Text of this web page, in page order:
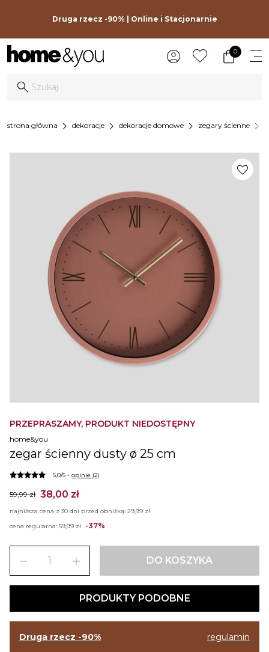
Druga rzecz -90% | Online i Stacjonarnie
0
strona główna chevron_right dekoracje chevron_right dekoracje domowe chevron_right zegary ścienne chevron_right
PRZEPRASZAMY, PRODUKT NIEDOSTĘPNY
home&you
zegar ścienny dusty ø 25 cm
5,0/5 - opinie (2)
59,99 zł 38,00 zł
najniższa cena z 30 dni przed obniżką: 29,99 zł
cena regularna: 59,99 zł -37%
remove add DO KOSZYKA
PRODUKTY PODOBNE
Druga rzecz -90%
regulamin
favorite